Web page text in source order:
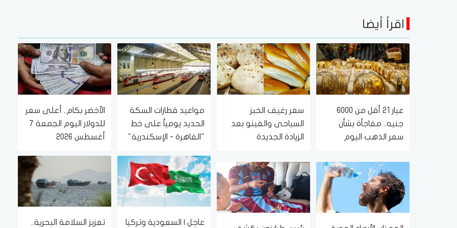
اقرأ أيضا
عيار 21 أقل من 6000
جنيه.. مفاجأة بشأن
سعر الذهب اليوم
2026
سعر رغيف الخبز
السياحى والفينو بعد
الزيادة الجديدة
مواعيد قطارات السكة
الحديد يومياً على خط
"القاهرة - الإسكندرية"
الأخضر بكام.. أعلى سعر
للدولار اليوم الجمعة 7
أغسطس 2026
عاجل | السعودية وتركيا تعزيز السلامة البحرية..